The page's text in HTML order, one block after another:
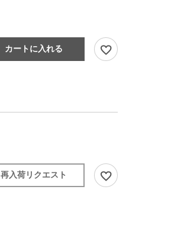
カートに入れる
再入荷リクエスト